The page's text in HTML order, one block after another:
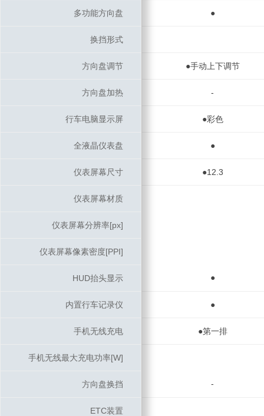
多功能方向盘 ●
换挡形式
方向盘调节 ●手动上下调节
方向盘加热 -
行车电脑显示屏 ●彩色
全液晶仪表盘 ●
仪表屏幕尺寸 ●12.3
仪表屏幕材质
仪表屏幕分辨率[px]
仪表屏幕像素密度[PPI]
HUD抬头显示 ●
内置行车记录仪 ●
手机无线充电 ●第一排
手机无线最大充电功率[W]
方向盘换挡 -
ETC装置
多功能方向盘
换挡形式
方向盘调节
方向盘加热
行车电脑显示屏
全液晶仪表盘
仪表屏幕尺寸
仪表屏幕材质
仪表屏幕分辨率[px]
仪表屏幕像素密度[PPI]
HUD抬头显示
内置行车记录仪
手机无线充电
手机无线最大充电功率[W]
方向盘换挡
ETC装置